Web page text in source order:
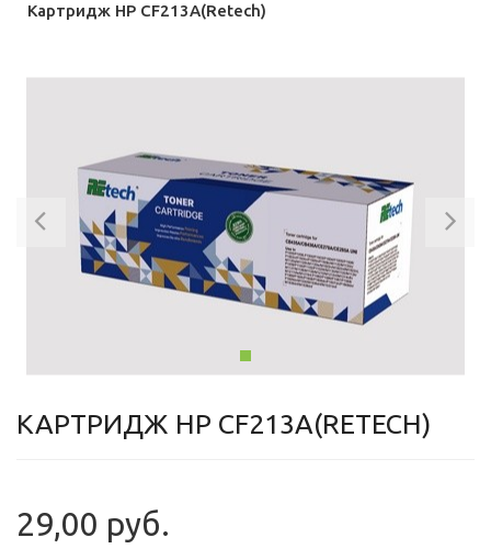
Картридж HP CF213A(Retech)
Previous
КАРТРИДЖ HP CF213A(RETECH)
29,00 руб.